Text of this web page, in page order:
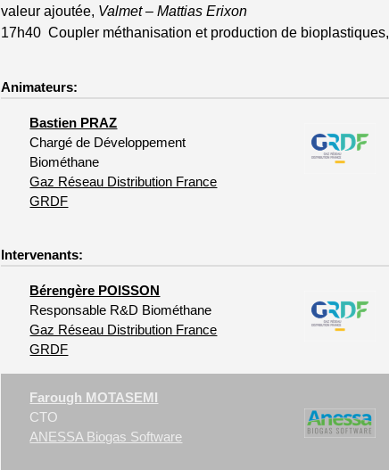
valeur ajoutée, Valmet – Mattias Erixon
17h40 Coupler méthanisation et production de bioplastiques,
Animateurs:
Bastien PRAZ
Chargé de Développement
Biométhane
Gaz Réseau Distribution France
GRDF
Intervenants:
Bérengère POISSON
Responsable R&D Biométhane
Gaz Réseau Distribution France
GRDF
Farough MOTASEMI
CTO
ANESSA Biogas Software